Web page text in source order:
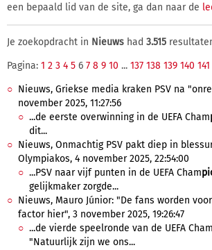
een bepaald lid van de site, ga dan naar de
Je zoekopdracht in Nieuws had 3.515
Pagina: 1 2 3 4 5 6 7 8 9 10 ... 137 138 139 140 141
Nieuws, Griekse media kraken PSV na
november 2025, 11:27:56
...de eerste overwinning in de UEFA Cham
dit...
Nieuws, Onmachtig PSV pakt diep in
Olympiakos, 4 november 2025, 22:54:00
...PSV naar vijf punten in de UEFA Cham
gelijkmaker zorgde...
Nieuws, Mauro Júnior: "De fans worden
factor hier", 3 november 2025, 19:26:47
...de vierde speelronde van de UEFA Cham
"Natuurlijk zijn we ons...